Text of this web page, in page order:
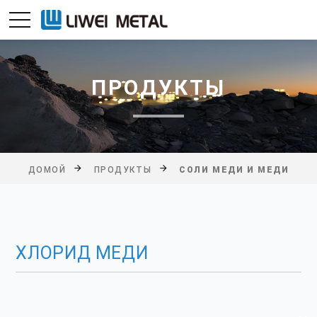
ПРОДУКТЫ
ДОМОЙ ПРОДУКТЫ СОЛИ МЕДИ И МЕДИ
ХЛОРИД МЕДИ